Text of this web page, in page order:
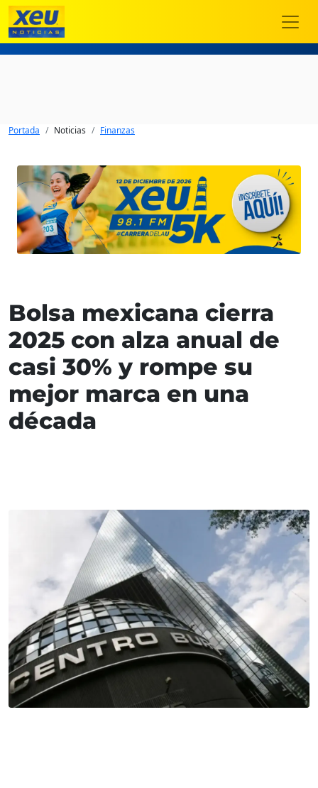
Portada Noticias Finanzas
Bolsa mexicana cierra
2025 con alza anual de
casi 30% y rompe su
mejor marca en una
década